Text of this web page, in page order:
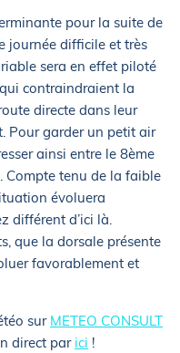
pour la suite de
journée difficile et très
sera en effet piloté
contraindraient la
directe dans leur
Pour garder un petit air
ainsi entre le 8ème
Compte tenu de la faible
évoluera
différent d’ici là.
que la dorsale présente
favorablement et
sur METEO CONSULT
direct par ici !